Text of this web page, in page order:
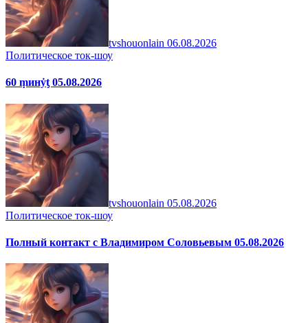
tvshouonlain 06.08.2026
Политическое ток-шоу
60 ṃинẏƫ 05.08.2026
tvshouonlain 05.08.2026
Политическое ток-шоу
Полный контакт с Владимиром Соловьевым 05.08.2026